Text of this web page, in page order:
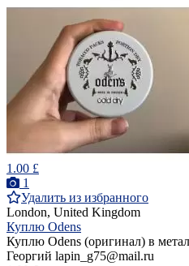
1.00 £
1
Удалить из избранного
London, United Kingdom
Куплю Odens
Куплю Odens (оригинал) в
Георгий lapin_g75@mail.ru